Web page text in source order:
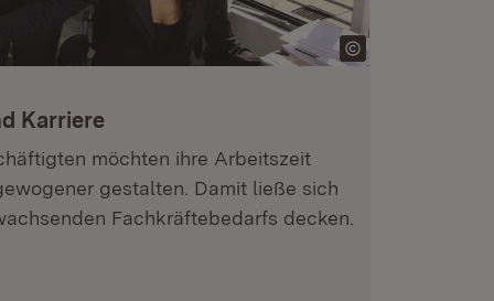
Karriere
möchten ihre Arbeitszeit
gestalten. Damit ließe sich
Fachkräftebedarfs decken.